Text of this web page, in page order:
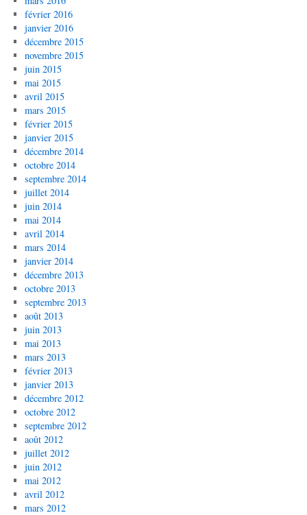
février 2016
janvier 2016
décembre 2015
novembre 2015
juin 2015
mai 2015
avril 2015
mars 2015
février 2015
janvier 2015
décembre 2014
octobre 2014
septembre 2014
juillet 2014
juin 2014
mai 2014
avril 2014
mars 2014
janvier 2014
décembre 2013
octobre 2013
septembre 2013
août 2013
juin 2013
mai 2013
mars 2013
février 2013
janvier 2013
décembre 2012
octobre 2012
septembre 2012
août 2012
juillet 2012
juin 2012
mai 2012
avril 2012
mars 2012